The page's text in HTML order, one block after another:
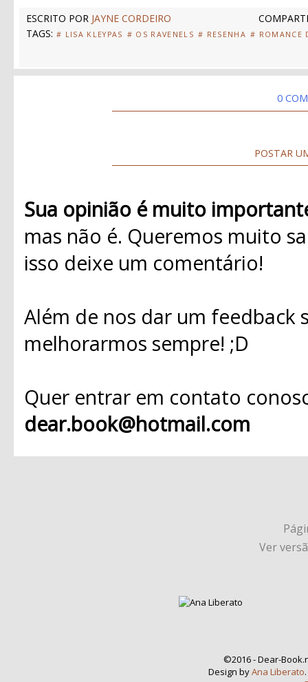
ESCRITO POR JAYNE CORDEIRO
TAGS: # LISA KLEYPAS # OS RAVENELS # RESENHA # ROMANCE
0
POSTAR
Sua opinião é muito
mas não é. Queremos muito
isso deixe um comentário!
Além de nos dar um
melhorarmos sempre! ;D
Quer entrar em contato
dear.book@hotmail.com
Ver
©2016 - Dear-
Design byAna Liberato